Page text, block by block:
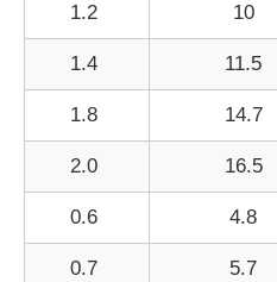
1.2 10
1.4 11.5
1.8 14.7
2.0 16.5
0.6 4.8
0.7 5.7